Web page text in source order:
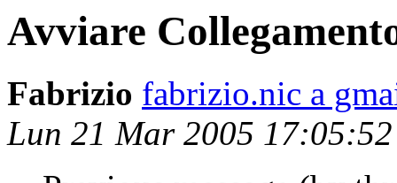
Avviare
Fabrizio fabrizio.nic a
Lun 21 Mar 2005